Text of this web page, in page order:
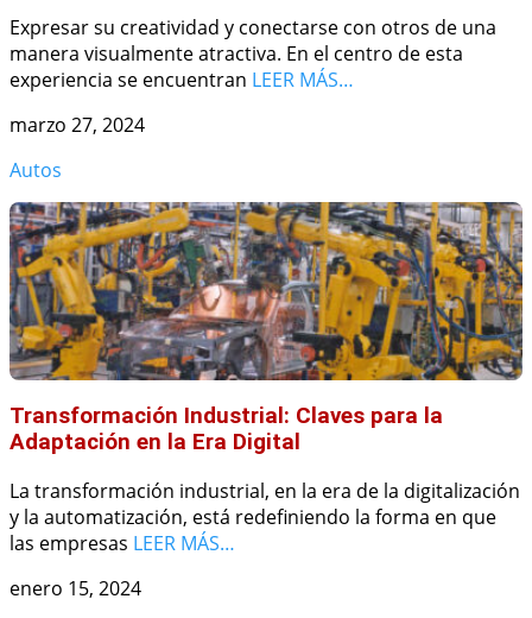
Expresar su creatividad y conectarse con otros de una
manera visualmente atractiva. En el centro de esta
experiencia se encuentran LEER MÁS…
marzo 27, 2024
Autos
Transformación Industrial: Claves para la
Adaptación en la Era Digital
La transformación industrial, en la era de la digitalización
y la automatización, está redefiniendo la forma en que
las empresas LEER MÁS…
enero 15, 2024